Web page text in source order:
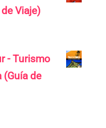
Viaje)
- Turismo
de